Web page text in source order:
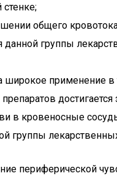
общего
группы
широкое применение
в кровеносные
группы
периферической